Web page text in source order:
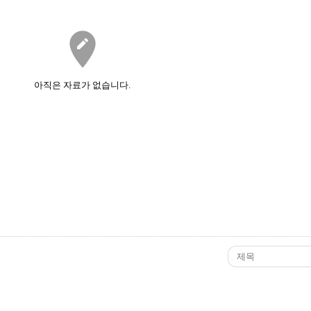

아직은 자료가 없습니다.